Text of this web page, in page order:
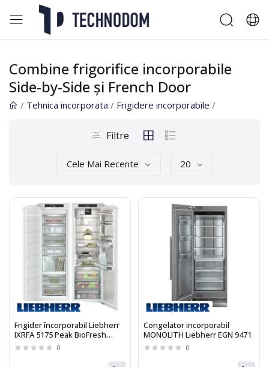
Combine frigorifice incorporabile
Side-by-Side și French Door
/ Tehnica incorporata / Frigidere incorporabile /
Filtre
Cele Mai Recente 20
Frigider încorporabil Liebherr
IXRFA 5175 Peak BioFresh
NoFrost
0
Congelator incorporabil
MONOLITH Liebherr EGN 9471
0